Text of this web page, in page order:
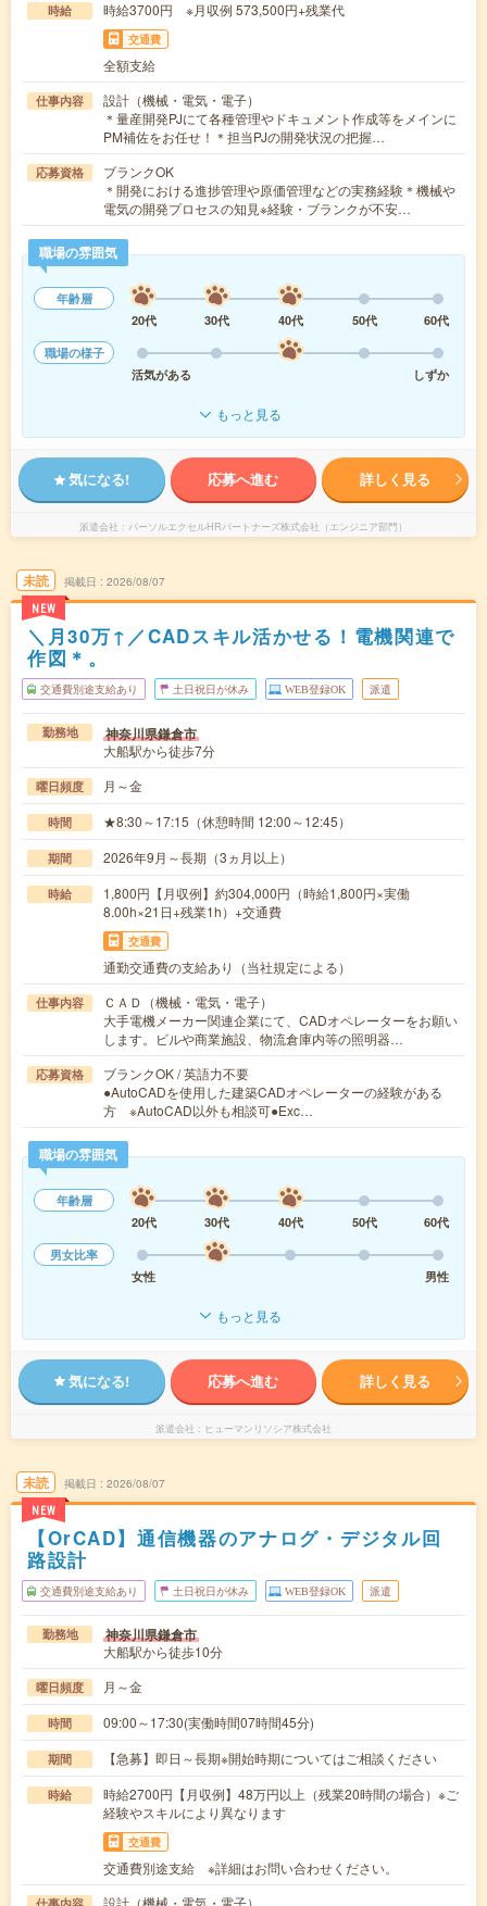
時給 時給3700円 ※月収例 573,500円+残業代
交通費
全額支給
仕事内容
設計（機械・電気・電子）
＊量産開発PJにて各種管理やドキュメント作成等をメインに
PM補佐をお任せ！＊担当PJの開発状況の把握…
応募資格
ブランクOK
＊開発における進捗管理や原価管理などの実務経験＊機械や
電気の開発プロセスの知見※経験・ブランクが不安…
職場の雰囲気
年齢層
20代
30代 40代 50代
60代
職場の様子
活気がある
しずか
もっと見る
気になる! 応募へ進む 詳しく見る
派遣会社 パーソルエクセルHRパートナーズ株式会社（エンジニア部門）
未読
NEW
掲載日 2026/08/07
＼月30万↑／CADスキル活かせる！電機関連で
作図＊。
交通費別途支給あり 土日祝日が休み WEB登録OK 派遣
勤務地 神奈川県鎌倉市
大船駅から徒歩7分
曜日頻度 月～金
時間 ★8:30～17:15（休憩時間 12:00～12:45）
期間 2026年9月～長期（3ヵ月以上）
時給
1,800円【月収例】約304,000円（時給1,800円×実働
8.00h×21日+残業1h）+交通費
交通費
通勤交通費の支給あり（当社規定による）
仕事内容
ＣＡＤ（機械・電気・電子）
大手電機メーカー関連企業にて、CADオペレーターをお願い
します。ビルや商業施設、物流倉庫内等の照明器…
応募資格
ブランクOK / 英語力不要
●AutoCADを使用した建築CADオペレーターの経験がある
方 ※AutoCAD以外も相談可●Exc…
職場の雰囲気
年齢層
20代
30代 40代 50代
60代
男女比率
女性
男性
もっと見る
気になる! 応募へ進む 詳しく見る
派遣会社 ヒューマンリソシア株式会社
未読
NEW
掲載日 2026/08/07
【OrCAD】通信機器のアナログ・デジタル回
路設計
交通費別途支給あり 土日祝日が休み WEB登録OK 派遣
勤務地 神奈川県鎌倉市
大船駅から徒歩10分
曜日頻度 月～金
時間 09:00～17:30(実働時間07時間45分)
期間 【急募】即日～長期※開始時期についてはご相談ください
時給
時給2700円【月収例】48万円以上（残業20時間の場合）※ご
経験やスキルにより異なります
交通費
交通費別途支給 ※詳細はお問い合わせください。
設計（機械・電気・電子）